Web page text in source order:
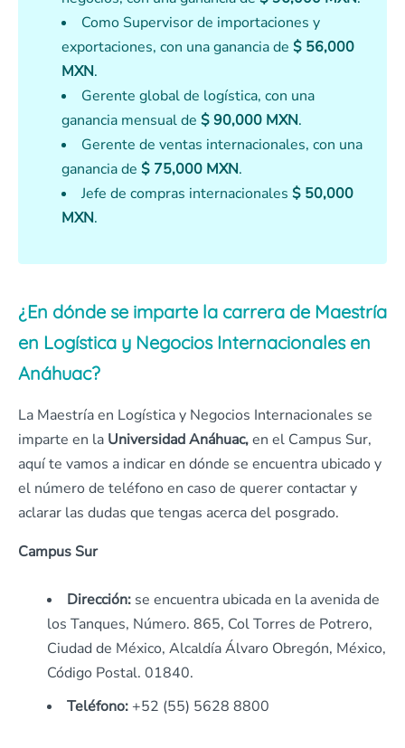
Como Supervisor de importaciones y
exportaciones, con una ganancia de $ 56,000
MXN.
Gerente global de logística, con una
ganancia mensual de $ 90,000 MXN.
Gerente de ventas internacionales, con una
ganancia de $ 75,000 MXN.
Jefe de compras internacionales $ 50,000
MXN.
¿En dónde se imparte la carrera de Maestría
en Logística y Negocios Internacionales en
Anáhuac?
La Maestría en Logística y Negocios Internacionales se
imparte en la Universidad Anáhuac,en el Campus Sur,
aquí te vamos a indicar en dónde se encuentra ubicado y
el número de teléfono en caso de querer contactar y
aclarar las dudas que tengas acerca del posgrado.
Campus Sur
Dirección: se encuentra ubicada en la avenida de
los Tanques, Número. 865, Col Torres de Potrero,
Ciudad de México, Alcaldía Álvaro Obregón, México,
Código Postal. 01840.
Teléfono: +52 (55) 5628 8800